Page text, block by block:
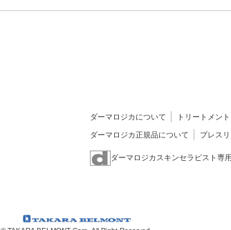
ダーマロジカについて トリートメント
ダーマロジカ正規品について プレス
ダーマロジカスキンセラピスト専